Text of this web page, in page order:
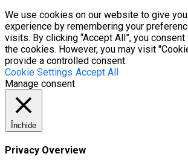
We use cookies on our website to give
experience by remembering your
visits. By clicking “Accept All”, you
the cookies. However, you may visit
provide a controlled consent.
Cookie Settings Accept All
Manage consent
Închide
Privacy Overview